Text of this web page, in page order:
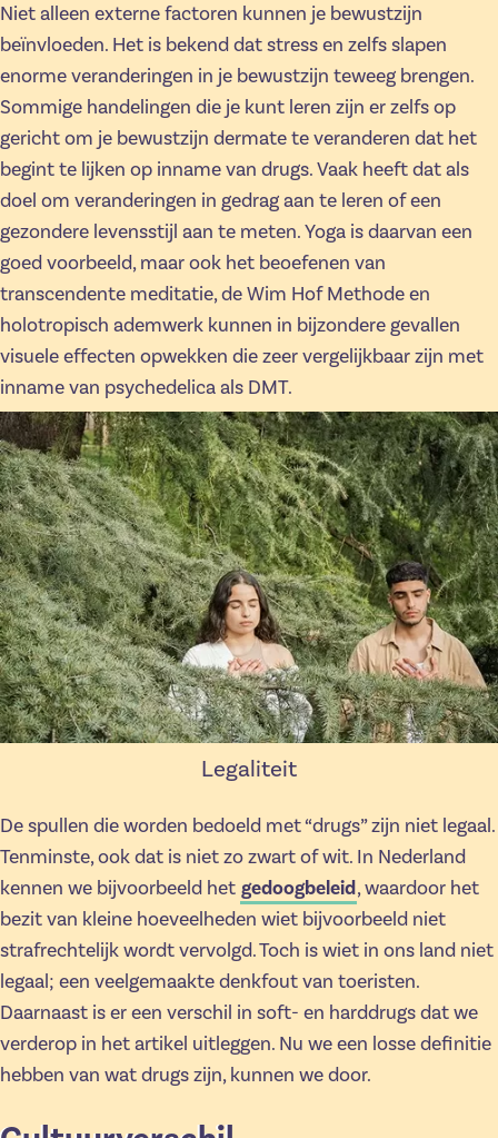
Niet alleen externe factoren kunnen je bewustzijn
beïnvloeden. Het is bekend dat stress en zelfs slapen
enorme veranderingen in je bewustzijn teweeg brengen.
Sommige handelingen die je kunt leren zijn er zelfs op
gericht om je bewustzijn dermate te veranderen dat het
begint te lijken op inname van drugs. Vaak heeft dat als
doel om veranderingen in gedrag aan te leren of een
gezondere levensstijl aan te meten. Yoga is daarvan een
goed voorbeeld, maar ook het beoefenen van
transcendente meditatie, de Wim Hof Methode en
holotropisch ademwerk kunnen in bijzondere gevallen
visuele effecten opwekken die zeer vergelijkbaar zijn met
inname van psychedelica als DMT.
Legaliteit
De spullen die worden bedoeld met “drugs” zijn niet legaal.
Tenminste, ook dat is niet zo zwart of wit. In Nederland
kennen we bijvoorbeeld het gedoogbeleid, waardoor het
bezit van kleine hoeveelheden wiet bijvoorbeeld niet
strafrechtelijk wordt vervolgd. Toch is wiet in ons land niet
legaal; een veelgemaakte denkfout van toeristen.
Daarnaast is er een verschil in soft- en harddrugs dat we
verderop in het artikel uitleggen. Nu we een losse definitie
hebben van wat drugs zijn, kunnen we door.